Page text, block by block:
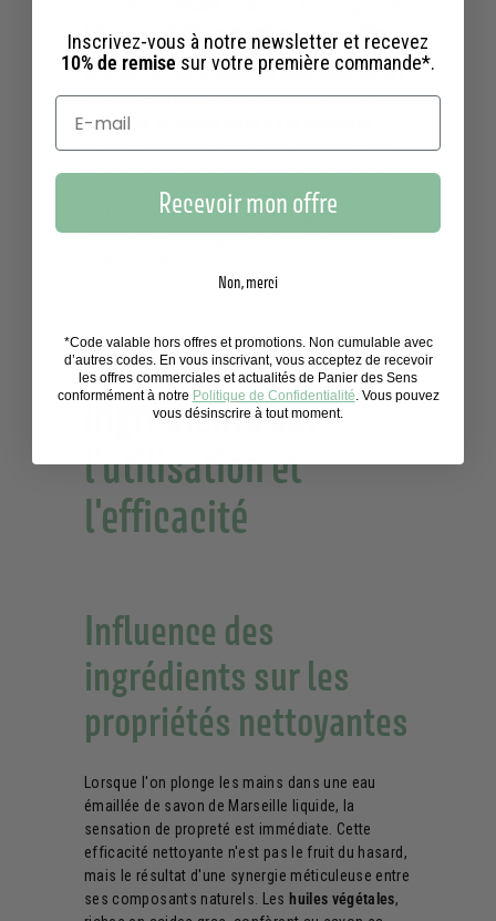
tels que des
huiles essentielles ou des
argiles
aux vertus apaisantes et purifiantes. Par
exemple, un savon enrichi en argile verte séduira
ceux qui cherchent à réguler une production
excessive de sébum grâce à ses propriétés
absorbantes et rééquilibrantes. Il est important,
cependant, que ces additions restent fidèles à
l'esprit du savon originel : naturelles et sans
artifices superflus tels que les agents
Impact des
ingrédients sur
l'utilisation et
l'efficacité
Influence des
ingrédients sur les
propriétés nettoyantes
Lorsque l'on plonge les mains dans une eau
émaillée de savon de Marseille liquide, la
sensation de propreté est immédiate. Cette
efficacité nettoyante n'est pas le fruit du hasard,
mais le résultat d'une synergie méticuleuse entre
ses composants naturels. Les huiles végétales,
Inscrivez-vous à notre newsletter et recevez
10% de remise sur votre première commande*.
Recevoir mon offre
Non, merci
*Code valable hors offres et promotions. Non cumulable avec
d’autres codes. En vous inscrivant, vous acceptez de recevoir
les offres commerciales et actualités de Panier des Sens
conformément à notre Politique de Confidentialité. Vous pouvez
vous désinscrire à tout moment.